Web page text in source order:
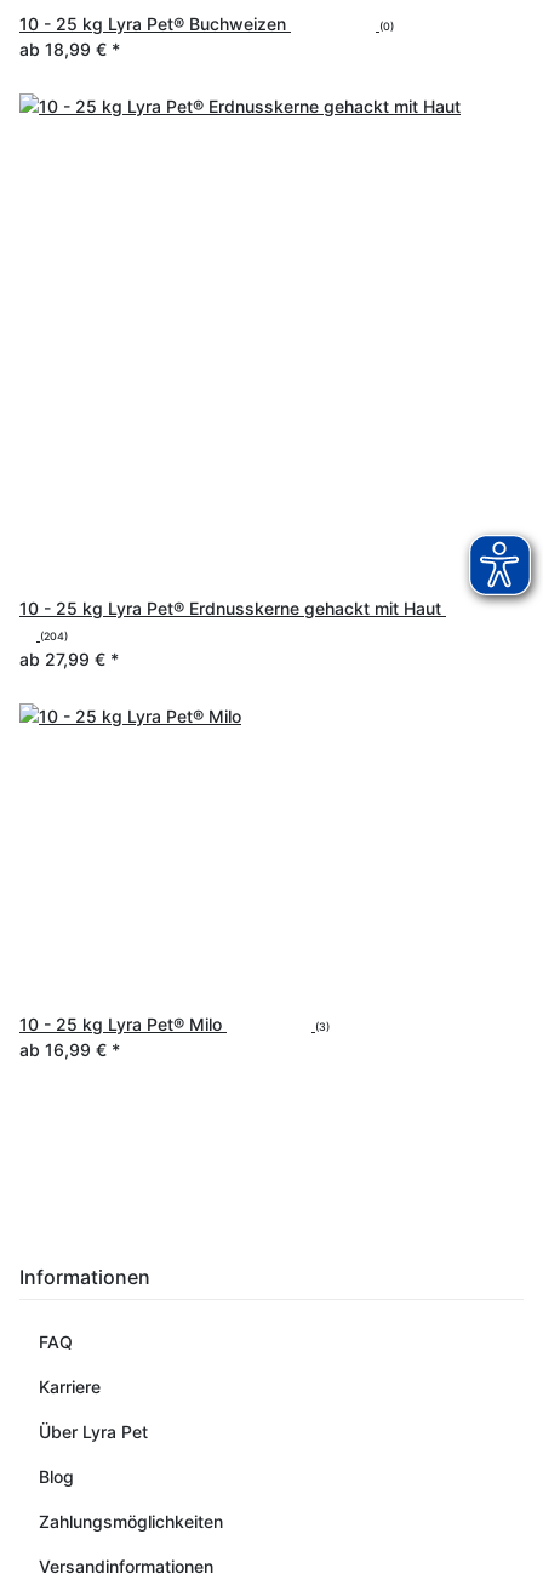
10 - 25 kg Lyra Pet® Buchweizen (0)
ab 18,99 € *
10 - 25 kg Lyra Pet® Erdnusskerne gehackt mit Haut
(204)
ab 27,99 € *
10 - 25 kg Lyra Pet® Milo (3)
ab 16,99 € *
Informationen
FAQ
Karriere
Über Lyra Pet
Blog
Zahlungsmöglichkeiten
Versandinformationen